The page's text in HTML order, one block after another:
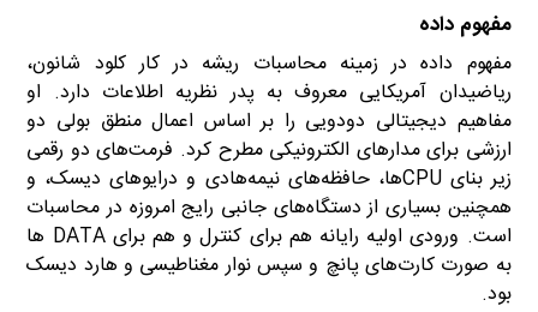
مفهوم داده‏
مفهوم داده در زمینه محاسبات ریشه در کار کلود شانون،
ریاضیدان آمریکایی معروف به پدر نظریه اطلاعات دارد. او
مفاهیم دیجیتالی دودویی را بر اساس اعمال منطق بولی دو
ارزشی برای مدارهای الکترونیکی مطرح کرد. فرمت‌های دو رقمی
زیر بنای CPUها، حافظه‌های نیمه‌هادی و درایوهای دیسک، و
همچنین بسیاری از دستگاه‌های جانبی رایج امروزه در محاسبات
است. ورودی اولیه رایانه هم برای کنترل و هم برای DATA ها
به صورت کارت‌های پانچ و سپس نوار مغناطیسی و هارد دیسک
بود.